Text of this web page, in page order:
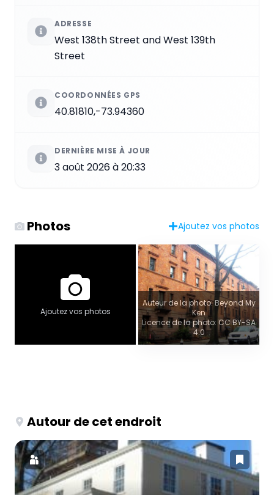
ADRESSE
West 138th Street and West 139th
Street
COORDONNÉES GPS
40.81810,-73.94360
DERNIÈRE MISE À JOUR
3 août 2026 à 20:33
Photos Ajoutez vos photos
Ajoutez vos photos
Auteur de la photo: Beyond My
Ken
Licence de la photo: CC BY-SA
4.0
Autour de cet endroit